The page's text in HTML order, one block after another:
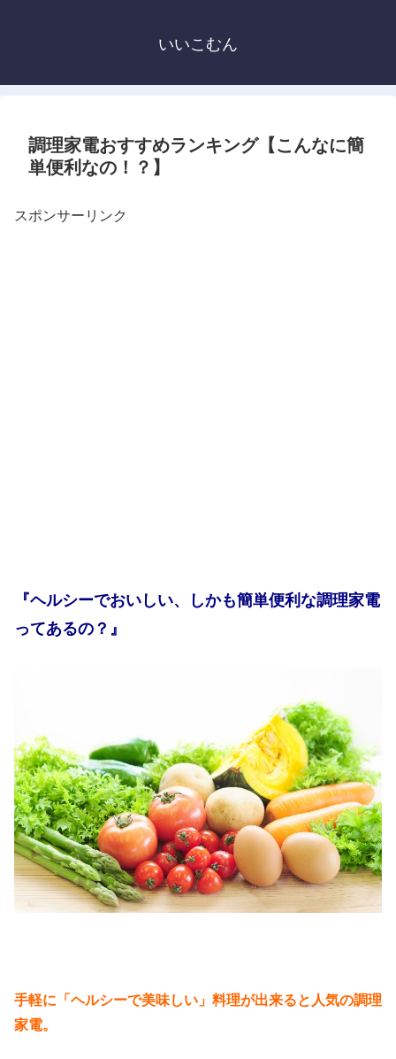
いいこむん
調理家電おすすめランキング【こんなに簡
単便利なの！？】
スポンサーリンク
『ヘルシーでおいしい、しかも簡単便利な調理家電
ってあるの？』
手軽に「ヘルシーで美味しい」料理が出来ると人気の調理
家電。